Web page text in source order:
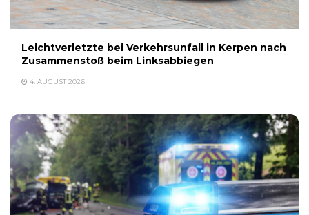
Leichtverletzte bei Verkehrsunfall in Kerpen nach
Zusammenstoß beim Linksabbiegen
4. AUGUST 2026